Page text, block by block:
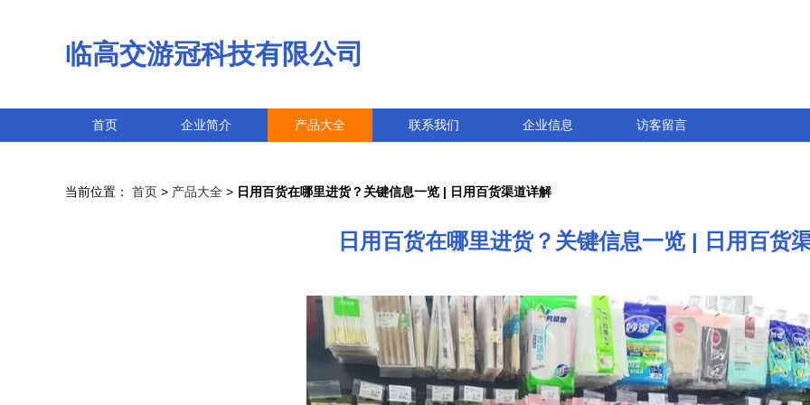
临高交游冠科技有限公司
首页 企业简介 产品大全 联系我们 企业信息 访客留言
当前位置： 首页 > 产品大全 > 日用百货在哪里进货？关键信息一览 | 日用百货渠道详解
日用百货在哪里进货？关键信息一览 | 日用百货